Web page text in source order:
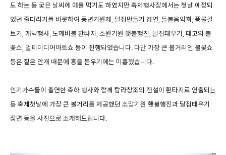
도 하는 등 궂은 날씨에 애를 먹기도 하였지만 축제행사장에서는 첫날 예정되
었던 줄다리기를 비롯하여 풍년기원제, 달집만들기 경연, 들불음악회, 풍물길
트기, 개막행사, 도깨비불 환타지, 소원기원 횃불행진, 달집태우기, 태고의 불
꽃쇼, 멀티미디어아트쇼 등이 진행되었습니다. 다만 가장 큰 볼거리인 불꽃쇼
등은 짙은 안개 때문에 흥을 돋우기에는 미흡했습니다.
인기가수들이 출연한 축하 행사와 함께 탐라창조의 전설이 환타지로 연출되는
등 축제첫날에 가장 큰 볼거리를 제공했던 소망기원 횃불행진과 달집태우기
장면 등을 사진으로 소개해드립니다.